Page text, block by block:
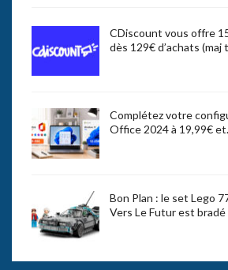
CDiscount vous offre
dès 129€ d’achats
Complétez votre
Office 2024 à 19,99€
Bon Plan : le set Lego
Vers Le Futur est